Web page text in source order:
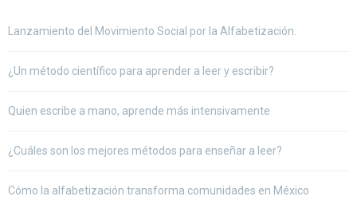
Lanzamiento del Movimiento Social por la Alfabetización.
¿Un método científico para aprender a leer y escribir?
Quien escribe a mano, aprende más intensivamente
¿Cuáles son los mejores métodos para enseñar a leer?
Cómo la alfabetización transforma comunidades en México